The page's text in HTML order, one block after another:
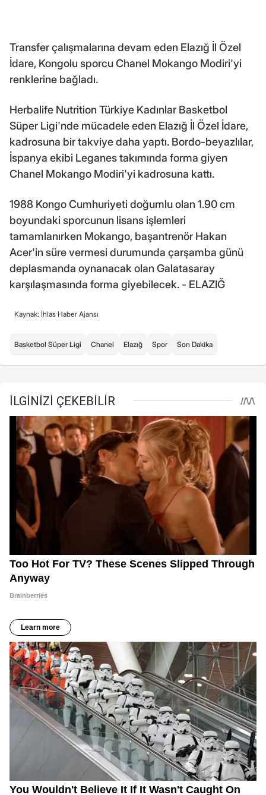
Transfer çalışmalarına devam eden Elazığ İl Özel
İdare, Kongolu sporcu Chanel Mokango Modiri'yi
renklerine bağladı.
Herbalife Nutrition Türkiye Kadınlar Basketbol
Süper Ligi'nde mücadele eden Elazığ İl Özel İdare,
kadrosuna bir takviye daha yaptı. Bordo-beyazlılar,
İspanya ekibi Leganes takımında forma giyen
Chanel Mokango Modiri'yi kadrosuna kattı.
1988 Kongo Cumhuriyeti doğumlu olan 1.90 cm
boyundaki sporcunun lisans işlemleri
tamamlanırken Mokango, başantrenör Hakan
Acer'in süre vermesi durumunda çarşamba günü
deplasmanda oynanacak olan Galatasaray
karşılaşmasında forma giyebilecek. - ELAZIĞ
Kaynak: İhlas Haber Ajansı
Basketbol Süper Ligi Chanel Elazığ Spor Son Dakika